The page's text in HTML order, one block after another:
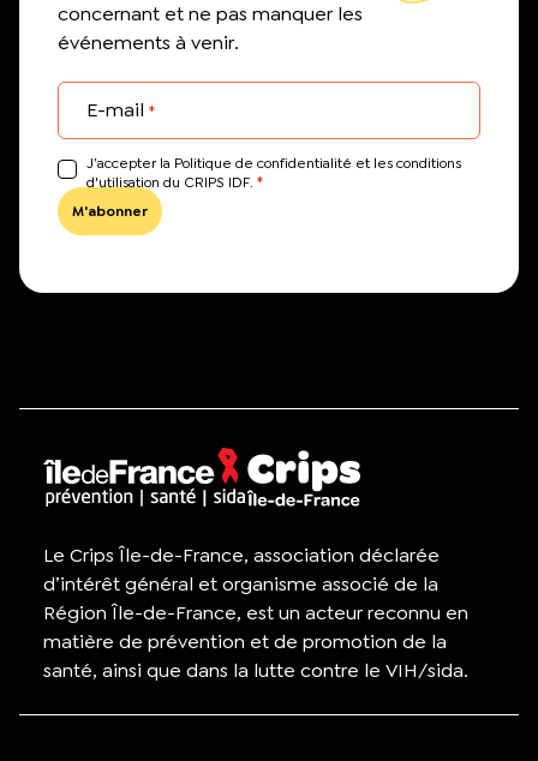
concernant et ne pas manquer les
événements à venir.
E-mail *
J’accepter la Politique de confidentialité et les conditions
d'utilisation du CRIPS IDF. *
Le Crips Île-de-France, association déclarée
d’intérêt général et organisme associé de la
Région Île-de-France, est un acteur reconnu en
matière de prévention et de promotion de la
santé, ainsi que dans la lutte contre le VIH/sida.